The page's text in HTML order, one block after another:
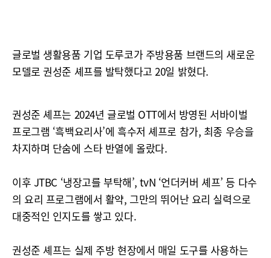
글로벌 생활용품 기업 도루코가 주방용품 브랜드의 새로운
모델로 권성준 셰프를 발탁했다고 20일 밝혔다.
권성준 셰프는 2024년 글로벌 OTT에서 방영된 서바이벌
프로그램 ‘흑백요리사’에 흑수저 셰프로 참가, 최종 우승을
차지하며 단숨에 스타 반열에 올랐다.
이후 JTBC ‘냉장고를 부탁해’, tvN ‘언더커버 셰프’ 등 다수
의 요리 프로그램에서 활약, 그만의 뛰어난 요리 실력으로
대중적인 인지도를 쌓고 있다.
권성준 셰프는 실제 주방 현장에서 매일 도구를 사용하는